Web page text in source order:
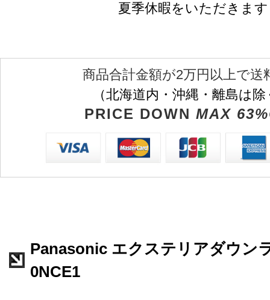
夏季休暇をいただきます
商品合計金額が2万円以上で送
（北海道内・沖縄・離島は
PRICE DOWN MAX
Panasonic エクステリアダウン
0NCE1